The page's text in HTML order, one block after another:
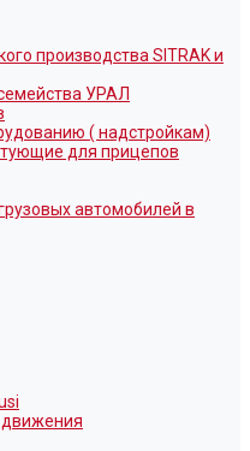
производства SITRAK и
УРАЛ
( надстройкам)
для прицепов
автомобилей в
движения